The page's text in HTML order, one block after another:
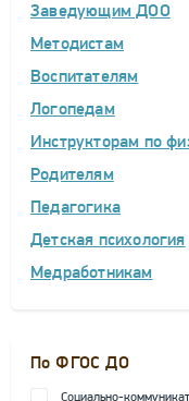
Заведующим ДОО
Методистам
Воспитателям
Логопедам
Инструкторам по
Родителям
Педагогика
Детская психология
Медработникам
По ФГОС ДО
Социально-